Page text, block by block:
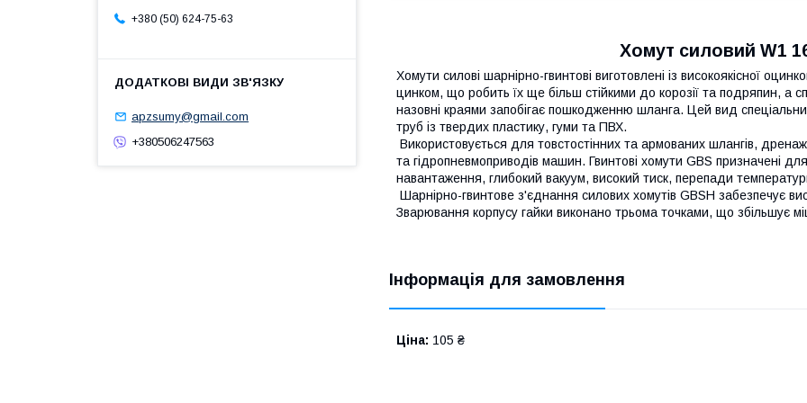
Хомут силовий W1
Хомути силові шарнірно-гвинтові виготовлені із високоякісної
цинком, що робить їх ще більш стійкими до корозії та подряпин, а
назовні краями запобігає пошкодженню шланга. Цей вид
труб із твердих пластику, гуми та ПВХ.
Використовується для товстостінних та армованих шлангів,
та гідропневмоприводів машин. Гвинтові хомути GBS призначені
навантаження, глибокий вакуум, високий тиск, перепади
Шарнірно-гвинтове з'єднання силових хомутів GBSH забезпечує
Зварювання корпусу гайки виконано трьома точками, що збільшує
Інформація для замовлення
Ціна: 105 ₴
+380 (50) 624-75-63
apzsumy@gmail.com
+380506247563